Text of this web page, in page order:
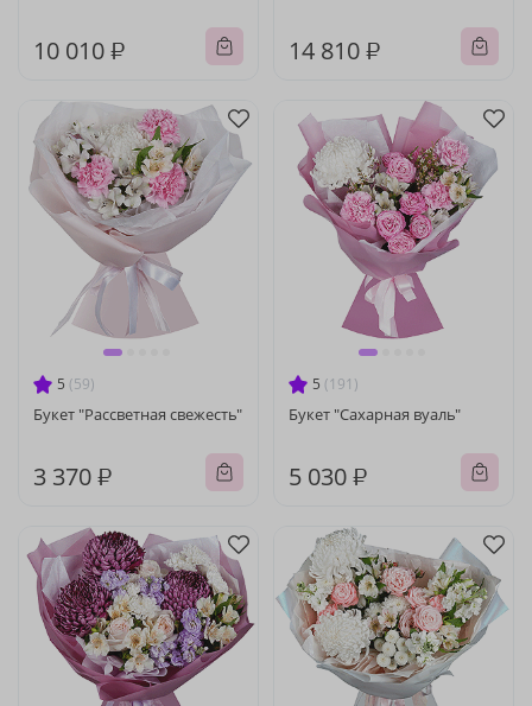
10 010 ₽ 14 810 ₽
5 (59)
Букет "Рассветная свежесть"
3 370 ₽
5 (191)
Букет "Сахарная вуаль"
5 030 ₽